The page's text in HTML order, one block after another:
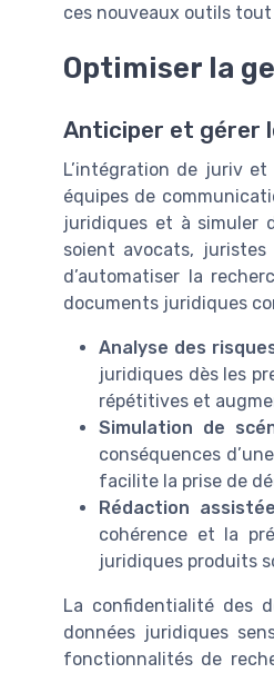
ces nouveaux outils
Optimiser la
Anticiper et gérer
L’intégration de juriv
équipes de
juridiques et à simuler
soient avocats, juristes
d’automatiser la
documents juridiques
Analyse des
juridiques dès les
répétitives et
Simulation de
conséquences
facilite la prise de
Rédaction
cohérence et la
juridiques produits
La confidentialité des
données juridiques
fonctionnalités de